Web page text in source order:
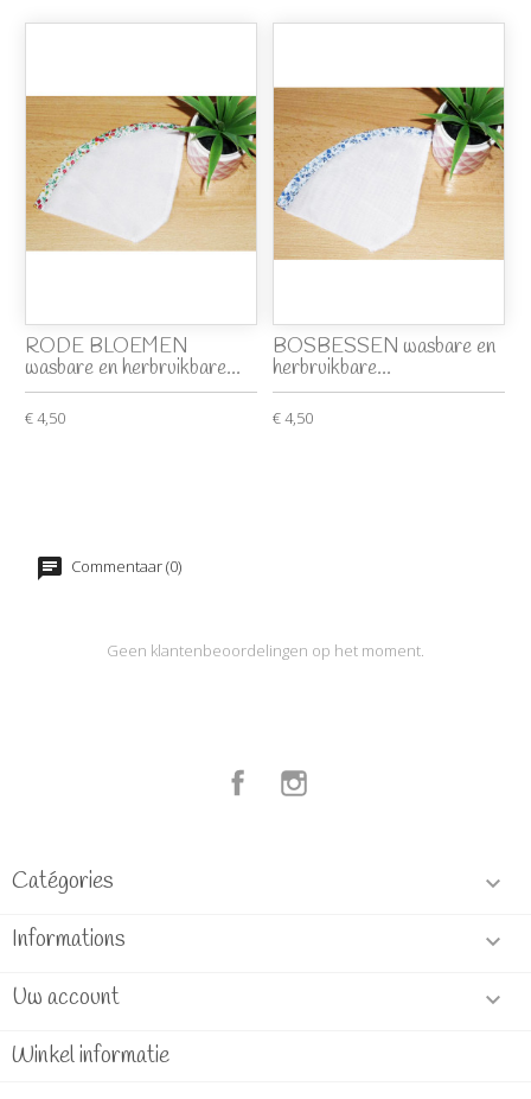
RODE BLOEMEN
wasbare en herbruikbare...
€ 4,50
BOSBESSEN wasbare en
herbruikbare...
€ 4,50
Commentaar (0)
Geen klantenbeoordelingen op het moment.
Facebook
Catégories 
Informations 
Uw account 
Winkel informatie